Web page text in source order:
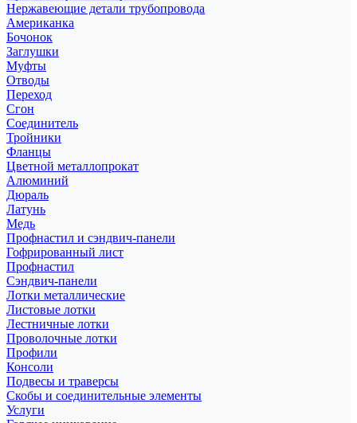
Нержавеющие детали трубопровода
Американка
Бочонок
Заглушки
Муфты
Отводы
Переход
Сгон
Соединитель
Тройники
Фланцы
Цветной металлопрокат
Алюминий
Дюраль
Латунь
Медь
Профнастил и сэндвич-панели
Гофрированный лист
Профнастил
Сэндвич-панели
Лотки металлические
Листовые лотки
Лестничные лотки
Проволочные лотки
Профили
Консоли
Подвесы и траверсы
Скобы и соединительные элементы
Услуги